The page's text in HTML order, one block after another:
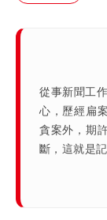
從事新聞工
心，歷經扁
貪案外，期
斷，這就是